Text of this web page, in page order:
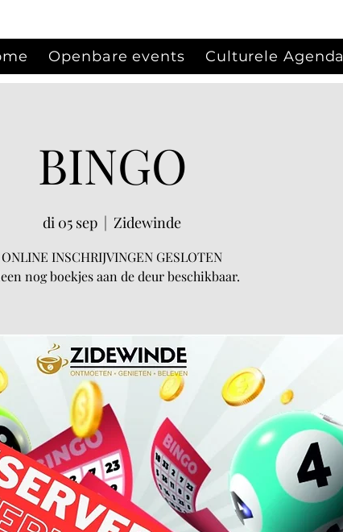
Openbare events Culturele Agenda
BINGO
di 05 sep
  |
Zidewinde
ONLINE INSCHRIJVINGEN GESLOTEN
nog boekjes aan de deur beschikbaar.